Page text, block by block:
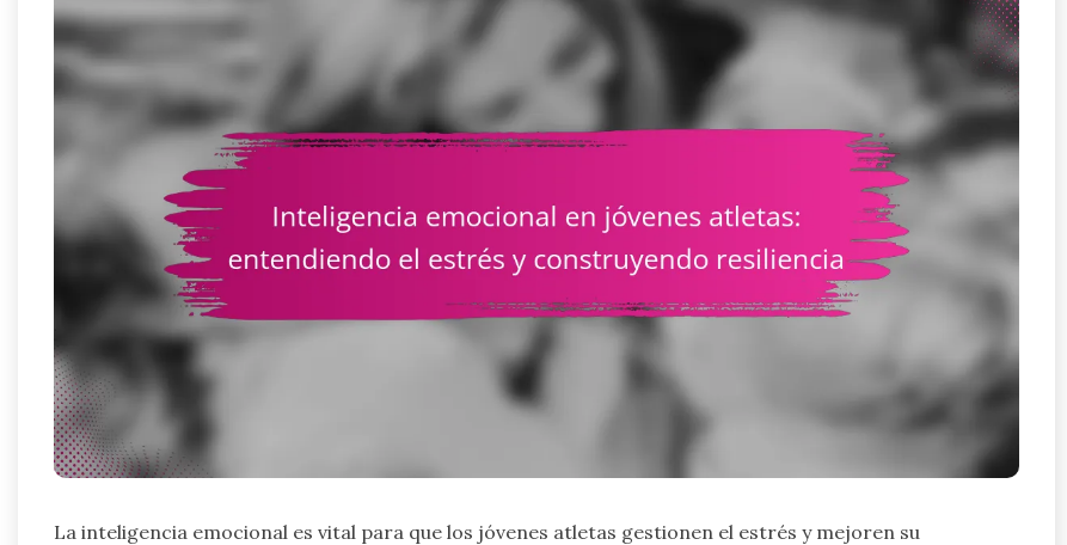
La inteligencia emocional es vital para que los jóvenes atletas gestionen el estrés y mejoren su